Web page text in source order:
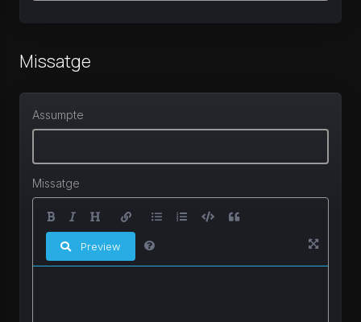
Missatge
Assumpte
Missatge
Preview